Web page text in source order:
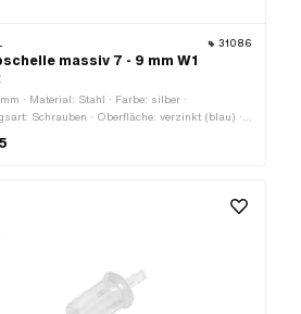
31086
massiv 7 - 9 mm W1
· Material: Stahl · Farbe: silber ·
Schrauben · Oberfläche: verzinkt (blau) ·